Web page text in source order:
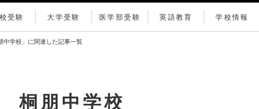
受験 大学受験 医学部受験 英語教育 学校情報
中学校」に関連した記事一覧
桐朋中学校